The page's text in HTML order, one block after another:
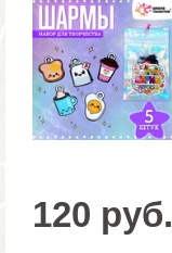
120 руб.